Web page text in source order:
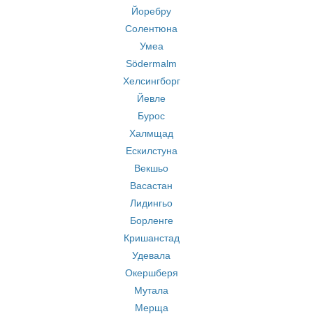
Йоребру
Солентюна
Умеа
Södermalm
Хелсингборг
Йевле
Бурос
Халмщад
Ескилстуна
Векшьо
Васастан
Лидингьо
Борленге
Кришанстад
Удевала
Окершберя
Мутала
Мерща